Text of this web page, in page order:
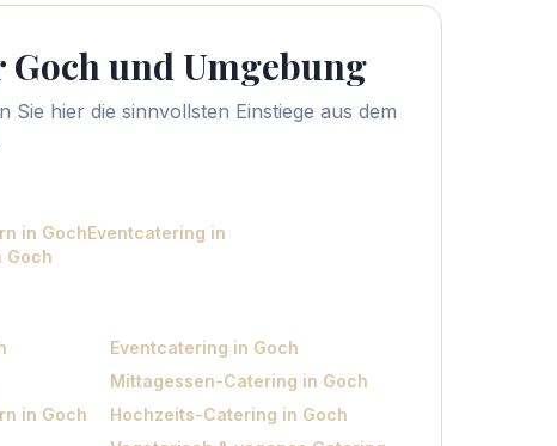
Gochund Umgebung
Sie hier die sinnvollsten Einstiege aus dem
in GochEventcatering in
Goch
Eventcatering in Goch
Mittagessen-Catering in Goch
in Goch
Hochzeits-Catering in Goch